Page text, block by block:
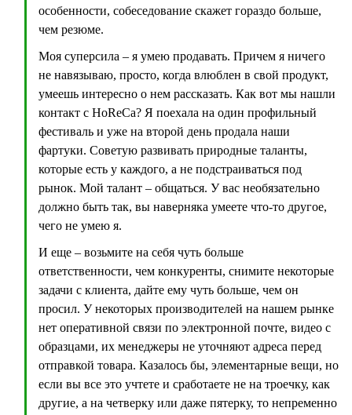
особенности, собеседование скажет гораздо больше,
чем резюме.
Моя суперсила – я умею продавать. Причем я ничего
не навязываю, просто, когда влюблен в свой продукт,
умеешь интересно о нем рассказать. Как вот мы нашли
контакт с HoReCa? Я поехала на один профильный
фестиваль и уже на второй день продала наши
фартуки. Советую развивать природные таланты,
которые есть у каждого, а не подстраиваться под
рынок. Мой талант – общаться. У вас необязательно
должно быть так, вы наверняка умеете что-то другое,
чего не умею я.
И еще – возьмите на себя чуть больше
ответственности, чем конкуренты, снимите некоторые
задачи с клиента, дайте ему чуть больше, чем он
просил. У некоторых производителей на нашем рынке
нет оперативной связи по электронной почте, видео с
образцами, их менеджеры не уточняют адреса перед
отправкой товара. Казалось бы, элементарные вещи, но
если вы все это учтете и сработаете не на троечку, как
другие, а на четверку или даже пятерку, то непременно